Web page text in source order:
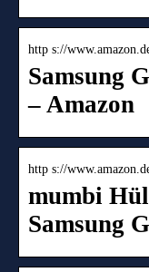
http s://
Samsung
– Amazon
http s://
mumbi
Samsung